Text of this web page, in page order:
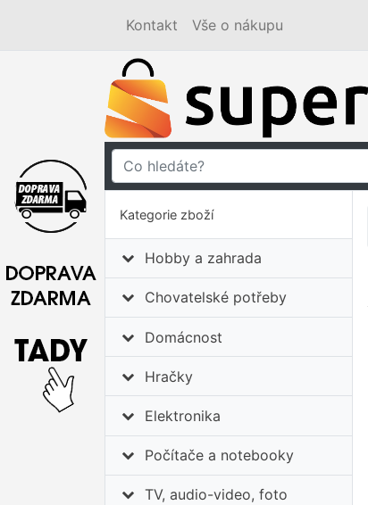
Kontakt Vše o nákupu
Kategorie zboží
Hobby a zahrada
Chovatelské potřeby
Domácnost
Hračky
Elektronika
Počítače a notebooky
TV, audio-video, foto